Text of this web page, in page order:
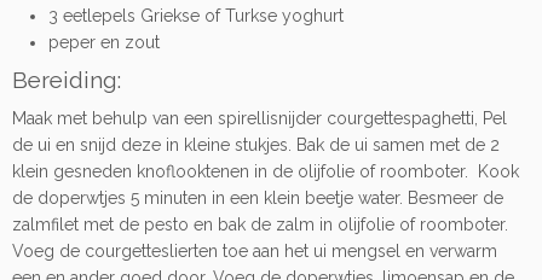
3 eetlepels Griekse of Turkse yoghurt
peper en zout
Bereiding:
Maak met behulp van een spirellisnijder courgettespaghetti, Pel
de ui en snijd deze in kleine stukjes. Bak de ui samen met de 2
klein gesneden knoflooktenen in de olijfolie of roomboter. Kook
de doperwtjes 5 minuten in een klein beetje water. Besmeer de
zalmfilet met de pesto en bak de zalm in olijfolie of roomboter.
Voeg de courgetteslierten toe aan het ui mengsel en verwarm